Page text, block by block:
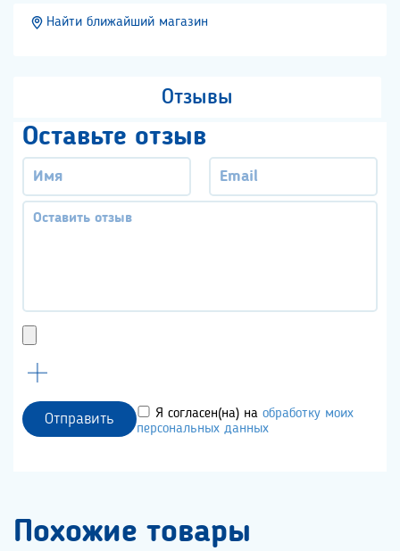
Найти ближайший магазин
Отзывы
Оставьте отзыв
Отправить Я согласен(на) на обработку моих
персональных данных
Похожие товары